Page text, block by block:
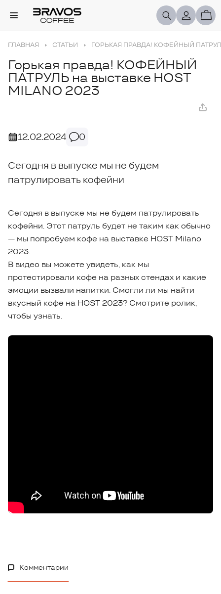
ГЛАВНАЯ СТАТЬИ ГОРЬКАЯ ПРАВДА! КОФЕЙНЫЙ
Горькая правда! КОФЕЙНЫЙ
ПАТРУЛЬ на выставке HOST
MILANO 2023
12.02.2024 0
Сегодня в выпуске мы не будем
патрулировать кофейни
Сегодня в выпуске мы не будем патрулировать
кофейни. Этот патруль будет не таким как обычно
— мы попробуем кофе на выставке HOST Milano
2023.
В видео вы можете увидеть, как мы
протестировали кофе на разных стендах и какие
эмоции вызвали напитки. Смогли ли мы найти
вкусный кофе на HOST 2023? Смотрите ролик,
чтобы узнать.
Комментарии